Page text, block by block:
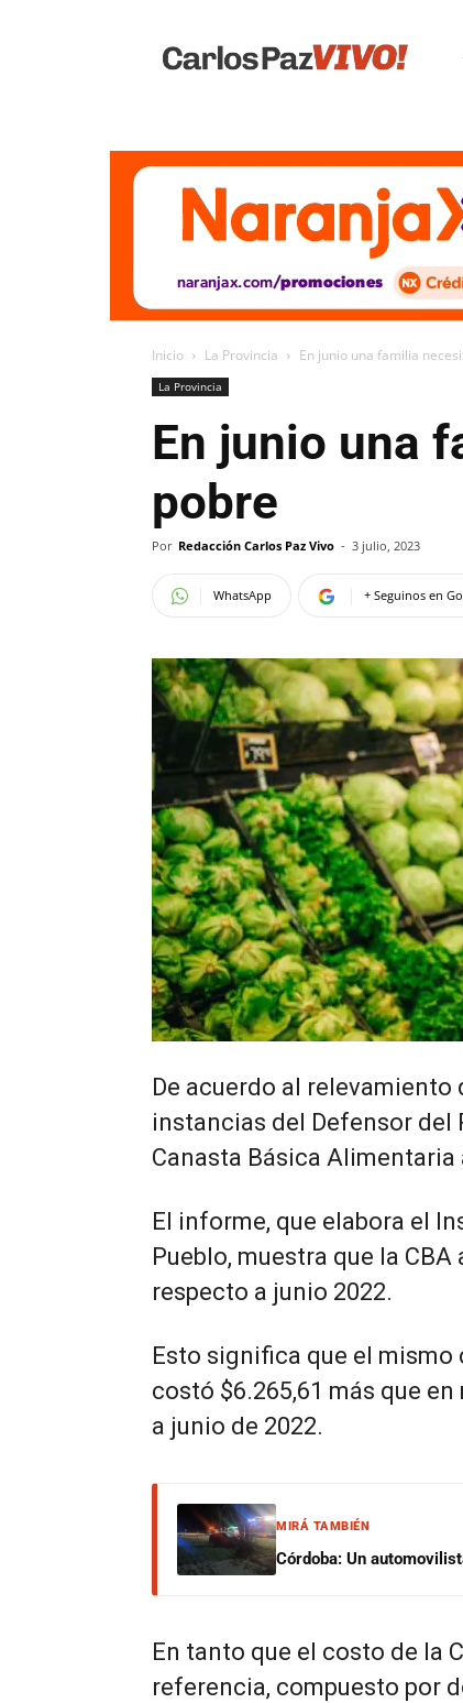
Vivo
Inicio La Provincia En junio una familia
La Provincia
En junio una
pobre
Por Redacción Carlos Paz Vivo - 3 julio, 2023
WhatsApp + Seguinos en
De acuerdo al relevamiento
instancias del Defensor del
Canasta Básica
El informe, que elabora el
Pueblo, muestra que la
respecto a junio 2022.
Esto significa que el
costó $6.265,61 más que
a junio de 2022.
MIRÁ TAMBIÉN
Córdoba: Un
En tanto que el costo de la
referencia, compuesto por